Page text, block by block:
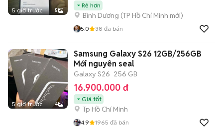
5 giờ trước 5
Rẻ hơn
Bình Dương (TP Hồ Chí Minh mới)
5.0 38 đã bán
5 giờ trước 4
Samsung Galaxy S26 12GB/256GB
Mới nguyên seal
Galaxy S26 256 GB
16.900.000 đ
Giá tốt
Tp Hồ Chí Minh
4.9 1965 đã bán